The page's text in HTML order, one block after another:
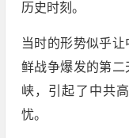
历史时刻。
当时的形势似乎
鲜战争爆发的第
峡，引起了中共
忧。